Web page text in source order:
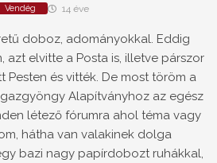
Vendég 14 éve
doboz, adományokkal. Eddig
azt elvitte a Posta is, illetve párszor
és vitték. De most töröm a
Alapítványhoz az egész
létező fórumra ahol téma vagy
hátha van valakinek dolga
bazi nagy papírdobozt ruhákkal,